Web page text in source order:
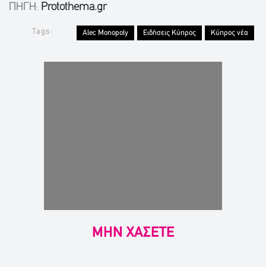
ΠΗΓΗ: Protothema.gr
Tags: Alec Monopoly Ειδήσεις Κύπρος Κύπρος νέα
ΜΗΝ ΧΑΣΕΤΕ